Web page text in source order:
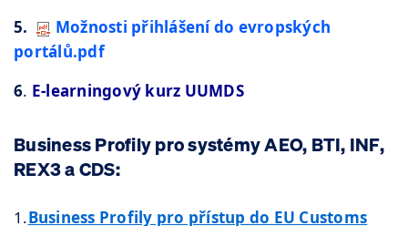
5.
Možnosti přihlášení do evropských
portálů.pdf
6. E-learningový kurz UUMDS​
Business Profily pro systémy AEO, BTI, INF,
REX3 a CDS:
1.Business Profily pro přístup do EU Customs